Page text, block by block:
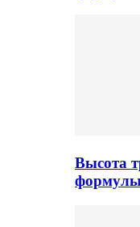
Высота